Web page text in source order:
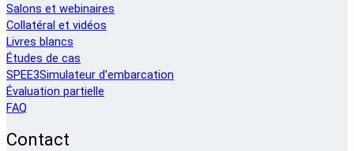
Salons et webinaires
Collatéral et vidéos
Livres blancs
Études de cas
SPEE3Simulateur d'embarcation
Évaluation partielle
FAQ
Contact